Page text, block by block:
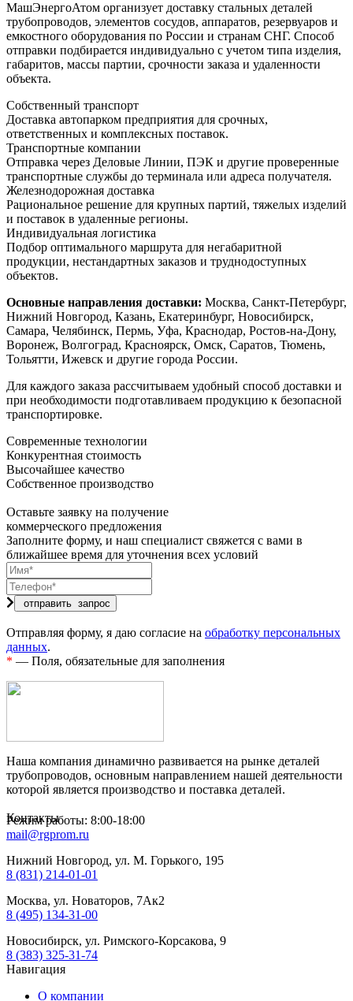
МашЭнергоАтом организует доставку стальных деталей
трубопроводов, элементов сосудов, аппаратов, резервуаров и
емкостного оборудования по России и странам СНГ. Способ
отправки подбирается индивидуально с учетом типа изделия,
габаритов, массы партии, срочности заказа и удаленности
объекта.
Собственный транспорт
Доставка автопарком предприятия для срочных,
ответственных и комплексных поставок.
Транспортные компании
Отправка через Деловые Линии, ПЭК и другие проверенные
транспортные службы до терминала или адреса получателя.
Железнодорожная доставка
Рациональное решение для крупных партий, тяжелых изделий
и поставок в удаленные регионы.
Индивидуальная логистика
Подбор оптимального маршрута для негабаритной
продукции, нестандартных заказов и труднодоступных
объектов.
Основные направления доставки: Москва, Санкт-Петербург,
Нижний Новгород, Казань, Екатеринбург, Новосибирск,
Самара, Челябинск, Пермь, Уфа, Краснодар, Ростов-на-Дону,
Воронеж, Волгоград, Красноярск, Омск, Саратов, Тюмень,
Тольятти, Ижевск и другие города России.
Для каждого заказа рассчитываем удобный способ доставки и
при необходимости подготавливаем продукцию к безопасной
транспортировке.
Современные технологии
Конкурентная стоимость
Высочайшее качество
Собственное производство
Оставьте заявку на получение
коммерческого предложения
Заполните форму, и наш специалист свяжется с вами в
ближайшее время для уточнения всех условий
Отправляя форму, я даю согласие на обработку персональных
данных.
* — Поля, обязательные для заполнения
Наша компания динамично развивается на рынке деталей
трубопроводов, основным направлением нашей деятельности
которой является производство и поставка деталей.
Контакты
Режим работы: 8:00-18:00
mail@rgprom.ru
Нижний Новгород, ул. М. Горького, 195
8 (831) 214-01-01
Москва, ул. Новаторов, 7Ак2
8 (495) 134-31-00
Новосибирск, ул. Римского-Корсакова, 9
8 (383) 325-31-74
Навигация
О компании